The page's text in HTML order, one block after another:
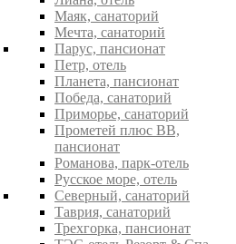
Маяк, санаторий
Мечта, санаторий
Парус, пансионат
Петр, отель
Планета, пансионат
Победа, санаторий
Приморье, санаторий
Прометей плюс ВВ,
пансионат
Романова, парк-отель
Русское море, отель
Северный, санаторий
Таврия, санаторий
Трехгорка, пансионат